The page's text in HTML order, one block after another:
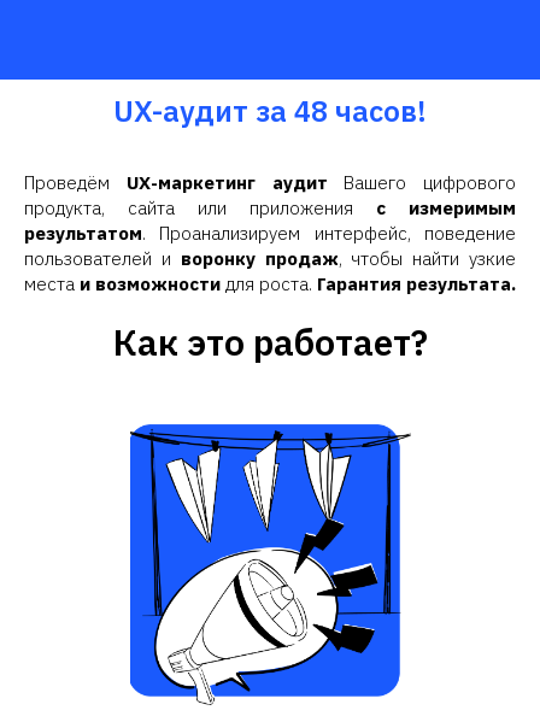
UX-аудит за 48 часов!
Проведём UX-маркетинг аудит Вашего цифрового
продукта, сайта или приложения с измеримым
результатом. Проанализируем интерфейс, поведение
пользователей и воронку продаж, чтобы найти узкие
места и возможности для роста. Гарантия результата.
Как это работает?